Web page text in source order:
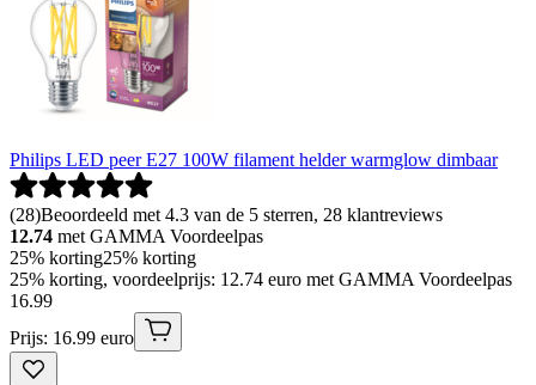
Philips LED peer E27 100W filament helder warmglow dimbaar
(28)Beoordeeld met 4.3 van de 5 sterren, 28 klantreviews
12.74 met GAMMA Voordeelpas
25% korting25% korting
25% korting, voordeelprijs: 12.74 euro met GAMMA Voordeelpas
16.99
Prijs: 16.99 euro